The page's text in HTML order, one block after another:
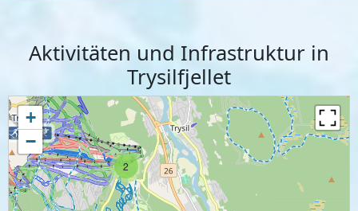
Aktivitäten und Infrastruktur in
Trysilfjellet
2
+
−